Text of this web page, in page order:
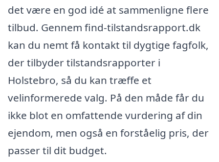
det være en god idé at sammenligne flere
tilbud. Gennem find-tilstandsrapport.dk
kan du nemt få kontakt til dygtige fagfolk,
der tilbyder tilstandsrapporter i
Holstebro, så du kan træffe et
velinformerede valg. På den måde får du
ikke blot en omfattende vurdering af din
ejendom, men også en forståelig pris, der
passer til dit budget.